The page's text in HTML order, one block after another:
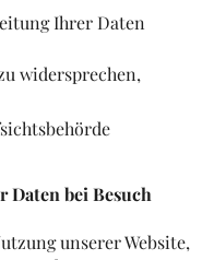
Ihrer Daten
widersprechen,
Daten bei Besuch
unserer Website,